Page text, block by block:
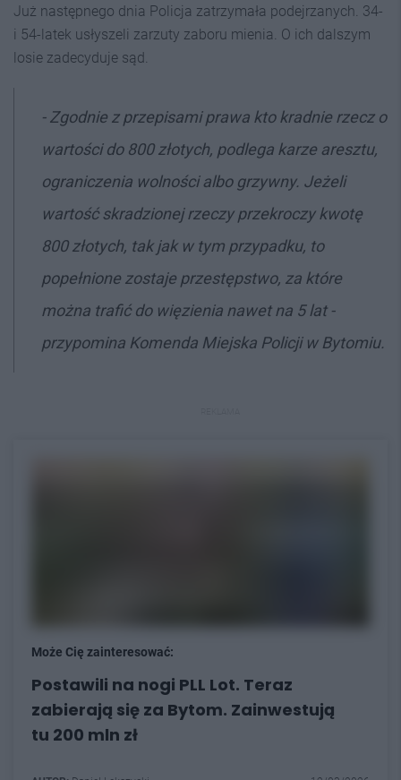
Już następnego dnia Policja zatrzymała podejrzanych. 34-
i 54-latek usłyszeli zarzuty zaboru mienia. O ich dalszym
losie zadecyduje sąd.
- Zgodnie z przepisami prawa kto kradnie rzecz o
wartości do 800 złotych, podlega karze aresztu,
ograniczenia wolności albo grzywny. Jeżeli
wartość skradzionej rzeczy przekroczy kwotę
800 złotych, tak jak w tym przypadku, to
popełnione zostaje przestępstwo, za które
można trafić do więzienia nawet na 5 lat -
przypomina Komenda Miejska Policji w Bytomiu.
Może Cię zainteresować:
Postawili na nogi PLL Lot. Teraz
zabierają się za Bytom. Zainwestują
tu 200 mln zł